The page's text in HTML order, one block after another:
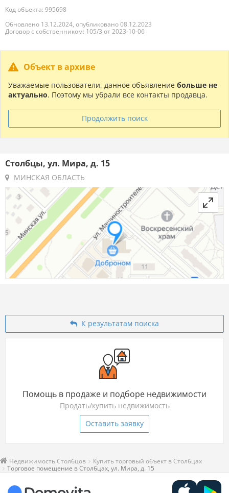
Код объекта: 995698
Обновлено 13.12.2024, опубликовано 08.12.2023
Договор с собственником: 105/3 от 2023-10-06
Объект в архиве
Уважаемые пользователи, данное объявление больше не
актуально. Поэтому мы убрали все контакты продавца.
Продолжить поиск
Столбцы, ул. Мира, д. 15
МИНСКАЯ ОБЛАСТЬ
К результатам поиска
Помощь в продаже и подборе недвижимости
Продать/купить недвижимость
Оставить заявку
Недвижимость Столбцов
Купить торговый объект в Столбцах
Торговое помещение в Столбцах, ул. Мира, д. 15